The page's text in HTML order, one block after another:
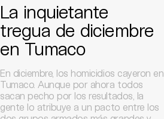
La inquietante
tregua de diciembre
en Tumaco
En diciembre, los homicidios cayeron en
Tumaco. Aunque por ahora todos
sacan pecho por los resultados, la
gente lo atribuye a un pacto entre los